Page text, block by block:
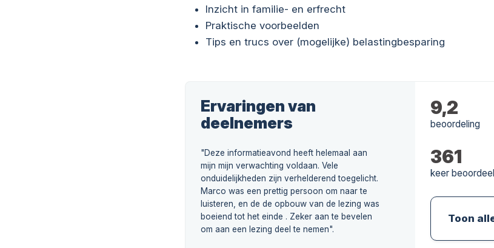
Inzicht in familie- en erfrecht
Praktische voorbeelden
Tips en trucs over (mogelijke) belastingbesparing
Ervaringen van
deelnemers
"Deze informatieavond heeft helemaal aan
mijn mijn verwachting voldaan. Vele
onduidelijkheden zijn verhelderend toegelicht.
Marco was een prettig persoon om naar te
luisteren, en de de opbouw van de lezing was
boeiend tot het einde . Zeker aan te bevelen
om aan een lezing deel te nemen".
9,2
beoordeling
361
keer
Toon